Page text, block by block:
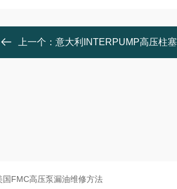
上一个： 意大利INTERPUMP高压柱塞泵卡